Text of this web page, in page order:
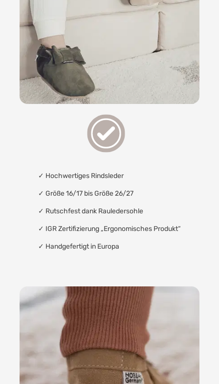
✓ Hochwertiges Rindsleder
✓ Größe 16/17 bis Größe 26/27
✓ Rutschfest dank Rauledersohle
✓ IGR Zertifizierung „Ergonomisches Produkt“
✓ Handgefertigt in Europa